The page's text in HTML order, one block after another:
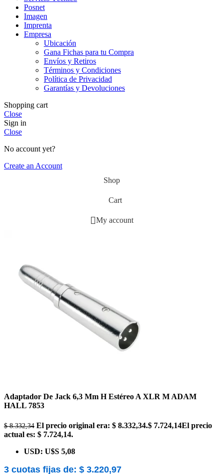
Posnet
Imagen
Imprenta
Empresa
Ubicación
Gana Fichas para tu Compra
Envíos y Retiros
Términos y Condiciones
Política de Privacidad
Garantías y Devoluciones
Shopping cart
Close
Sign in
Close
No account yet?
Create an Account
Shop
Cart
My account
Adaptador De Jack 6,3 Mm H Estéreo A XLR M ADAM
HALL 7853
$8.332,34 El precio original era: $ 8.332,34.$ 7.724,14El precio
actual es: $ 7.724,14.
USD: U$S 5,08
3 cuotas fijas de: $ 3.220,97